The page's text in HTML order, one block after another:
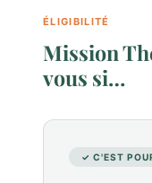
ÉLIGIBILITÉ
Mission
vous si…
✓ C'EST